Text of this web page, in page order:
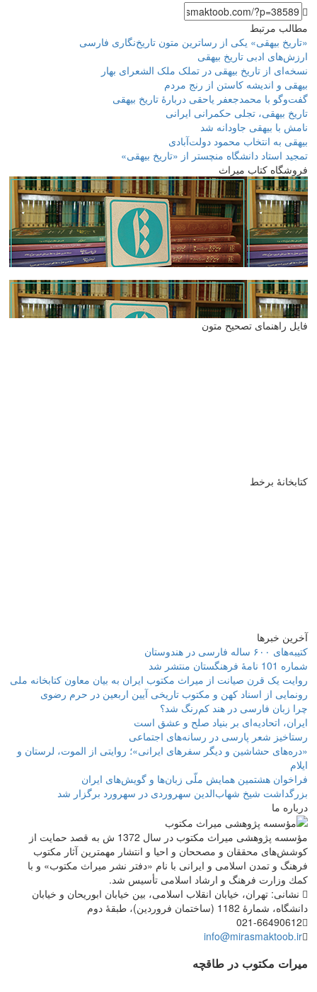
مطالب مرتبط
«تاریخ بیهقی» یکی از رساترین متون تاریخ‌نگاری فارسی
ارزش‌های ادبی تاریخ بیهقی
نسخه‌ای از تاریخ بیهقی در تملک ملک الشعرای بهار
بیهقی و اندیشه کاستن از رنج مردم
گفت‌وگو با محمدجعفر یاحقی دربارۀ تاریخ بیهقی
تاریخ بیهقی، تجلی حکمرانی ایرانی
نامش با بیهقی جاودانه شد
بیهقی به انتخاب محمود دولت‌آبادی
تمجید استاد دانشگاه منچستر از «تاریخ بیهقی»
فروشگاه کتاب میراث
فایل راهنمای تصحیح متون
کتابخانۀ برخط
آخرین خبرها
کتیبه‌های ۶۰۰ ساله فارسی در هندوستان
شماره 101 نامۀ فرهنگستان منتشر شد
روایت یک قرن صیانت از میراث مکتوب ایران به بیان معاون کتابخانه ملی
رونمایی از اسناد کهن و مکتوب تاریخی آیین اربعین در حرم رضوی
چرا زبان فارسی در هند کم‌رنگ شد؟
ایران، اتحادیه‌ای بر بنیاد صلح و عشق است
رستاخیز شعر پارسی در رسانه‌های اجتماعی
«دره‌های حشاشین و دیگر سفرهای ایرانی»؛ روایتی از الموت، لرستان و
ایلام
فراخوان هشتمین همایش ملّی زبان‌ها و گویش‌های ایران
بزرگداشت شیخ شهاب‌الدین سهروردی در سهرورد برگزار شد
درباره ما
مؤسسه پژوهشی میراث مكتوب در سال 1372 ش به قصد حمایت از
كوشش‌های محققان و مصححان و احیا و انتشار مهمترین آثار مكتوب
فرهنگ و تمدن اسلامی و ایرانی با نام «دفتر نشر میراث مكتوب» و با
كمك وزارت فرهنگ و ارشاد اسلامی تأسیس شد.
نشانی: تهران، خیابان انقلاب اسلامی، بین خیابان ابوریحان و خیابان
دانشگاه، شمارۀ 1182 (ساختمان فروردین)، طبقۀ دوم
021-66490612
info@mirasmaktoob.ir
میرات مکتوب در طاقچه